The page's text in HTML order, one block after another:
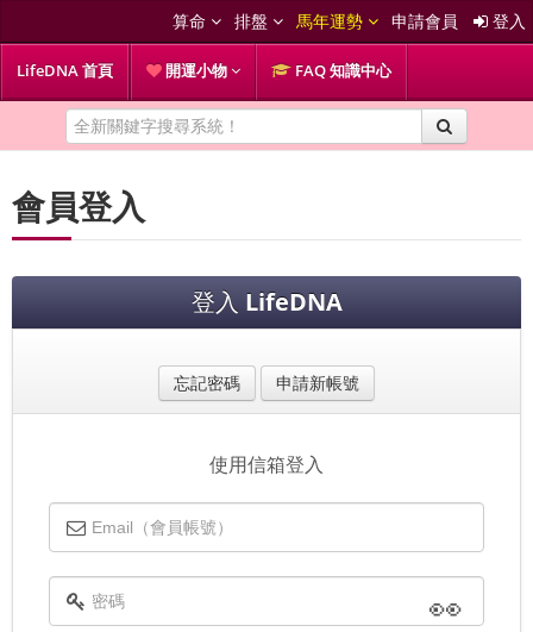
算命 排盤 馬年運勢 申請會員 登入
LifeDNA 首頁 開運小物 FAQ 知識中心
會員登入
登入 LifeDNA
忘記密碼 申請新帳號
使用信箱登入
👀